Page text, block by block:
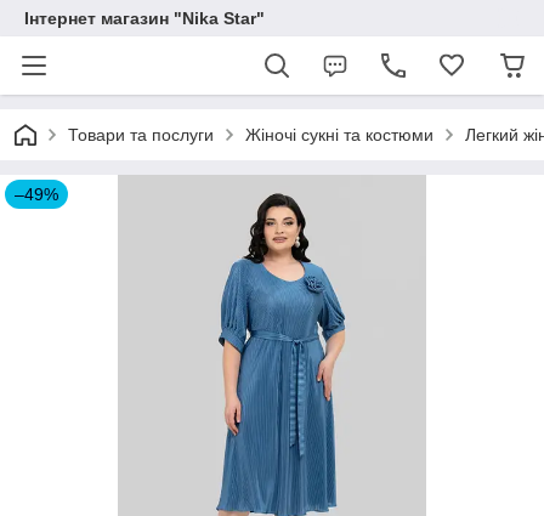
Інтернет магазин "Nika Star"
Товари та послуги Жіночі сукні та костюми Легкий
–49%